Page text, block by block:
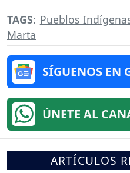
TAGS: Pueblos
Marta
SÍGUENOS EN
ÚNETE AL
ARTÍCULOS